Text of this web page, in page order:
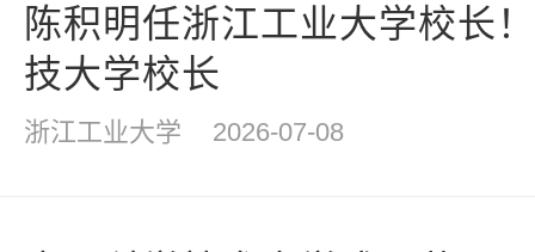
陈积明任浙江工业大学校长
技大学校长
浙江工业大学 2026-07-08